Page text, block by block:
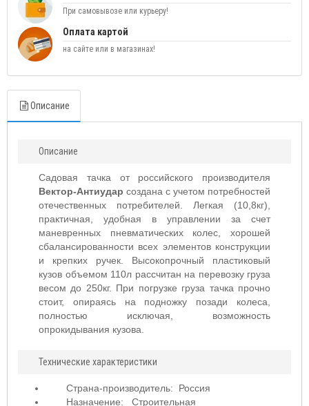
При самовывозе или курьеру!
Оплата картой
на сайте или в магазинах!
Описание
Описание
Садовая тачка от российского производителя
Вектор-Антиудар создана с учетом потребностей
отечественных потребителей. Легкая (10,8кг),
практичная, удобная в управлении за счет
маневренных пневматических колес, хорошей
сбалансированности всех элементов конструкции
и крепких ручек. Высокопрочный пластиковый
кузов объемом 110л рассчитан на перевозку груза
весом до 250кг. При погрузке груза тачка прочно
стоит, опираясь на подножку позади колеса,
полностью исключая, возможность
опрокидывания кузова.
Технические характеристики
Страна-производитель: Россия
Назначение: Строительная